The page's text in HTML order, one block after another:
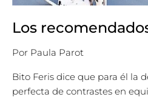
Los
Por Paula Parot
Bito Feris dice que para él la
perfecta de contrastes en